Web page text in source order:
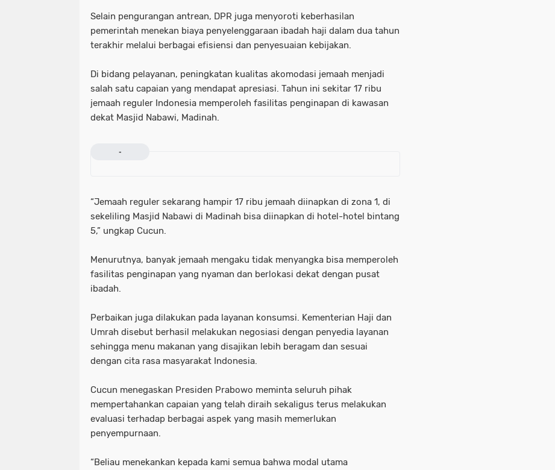
Selain pengurangan antrean, DPR juga menyoroti keberhasilan
pemerintah menekan biaya penyelenggaraan ibadah haji dalam dua tahun
terakhir melalui berbagai efisiensi dan penyesuaian kebijakan.
Di bidang pelayanan, peningkatan kualitas akomodasi jemaah menjadi
salah satu capaian yang mendapat apresiasi. Tahun ini sekitar 17 ribu
jemaah reguler Indonesia memperoleh fasilitas penginapan di kawasan
dekat Masjid Nabawi, Madinah.
-
“Jemaah reguler sekarang hampir 17 ribu jemaah diinapkan di zona 1, di
sekeliling Masjid Nabawi di Madinah bisa diinapkan di hotel-hotel bintang
5,” ungkap Cucun.
Menurutnya, banyak jemaah mengaku tidak menyangka bisa memperoleh
fasilitas penginapan yang nyaman dan berlokasi dekat dengan pusat
ibadah.
Perbaikan juga dilakukan pada layanan konsumsi. Kementerian Haji dan
Umrah disebut berhasil melakukan negosiasi dengan penyedia layanan
sehingga menu makanan yang disajikan lebih beragam dan sesuai
dengan cita rasa masyarakat Indonesia.
Cucun menegaskan Presiden Prabowo meminta seluruh pihak
mempertahankan capaian yang telah diraih sekaligus terus melakukan
evaluasi terhadap berbagai aspek yang masih memerlukan
penyempurnaan.
“Beliau menekankan kepada kami semua bahwa modal utama